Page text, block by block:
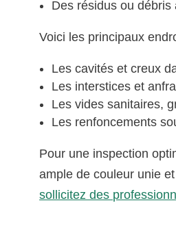
Des résidus ou débris
Voici les principaux
Les cavités et creux
Les interstices et
Les vides sanitaires,
Les renfoncements
Pour une inspection
ample de couleur unie
sollicitez des